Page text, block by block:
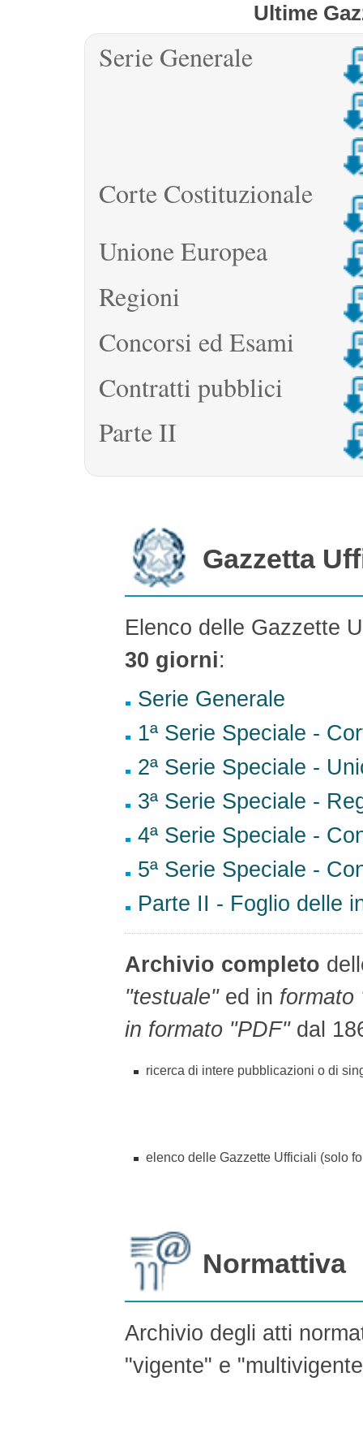
GUIDA
F.A.Q.
INSERZIONI
VENDITA
Ultime
Serie Generale
Corte Costituzionale
Unione Europea
Regioni
Concorsi ed Esami
Contratti pubblici
Parte II
Gazzetta
Elenco delle Gazzette
30 giorni:
Serie Generale
1ª Serie Speciale -
2ª Serie Speciale -
3ª Serie Speciale -
4ª Serie Speciale -
5ª Serie Speciale -
Parte II - Foglio delle
Archivio completo
"testuale"ed in formato
in formato "PDF"dal
ricerca di intere pubblicazioni o di
elenco delle Gazzette Ufficiali (solo
Normattiva
Archivio degli atti
"vigente" e